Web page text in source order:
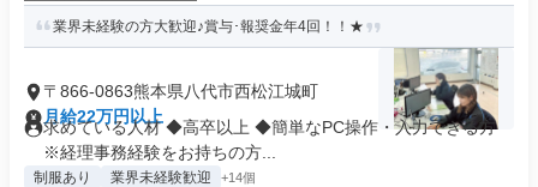
業界未経験の方大歓迎♪賞与･報奨金年4回！！★
〒866-0863熊本県八代市西松江城町
月給22万円以上
求めている人材 ◆高卒以上 ◆簡単なPC操作・入力できる方
※経理事務経験をお持ちの方...
制服あり 業界未経験歓迎 +14個